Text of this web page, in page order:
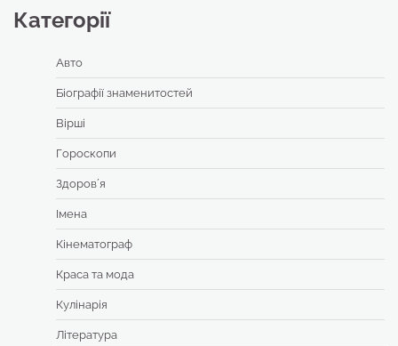
Категорії
Авто
Біографії знаменитостей
Вірші
Гороскопи
Здоровʼя
Імена
Кінематограф
Краса та мода
Кулінарія
Література